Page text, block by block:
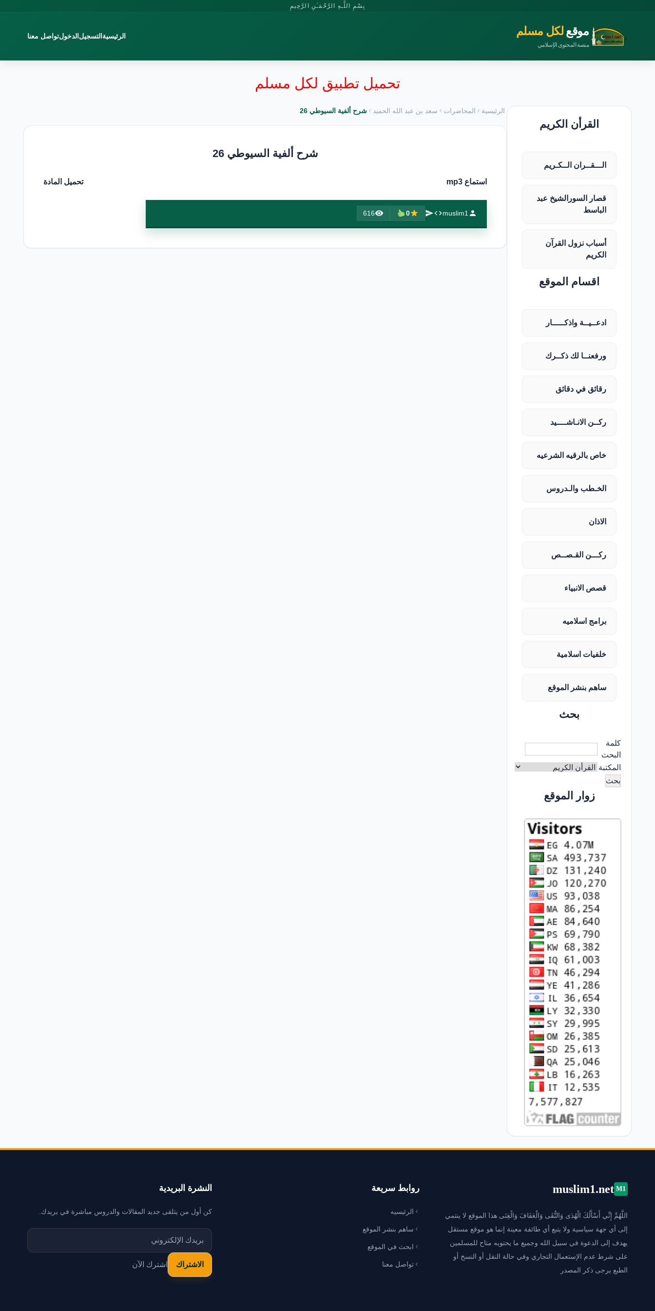
بِسْمِ اللَّـهِ الرَّحْمَـٰنِ الرَّحِيمِ
موقع لكل مسلم
منصة المحتوى الإسلامي
الرئيسية التسجيل الدخولتواصل معنا
تحميل تطبيق لكل مسلم
القرأن الكريم
الـــقــران الــكـريم
قصار السورالشيخ عبد
الباسط
أسباب نزول القرآن
الكريم
اقسام الموقع
ادعــيــة واذكـــــار
ورفعنــا لك ذكــرك
رقائق في دقائق
ركــن الانـاشــــيد
خاص بالرقيه الشرعيه
الخـطب والـدروس
الاذان
ركـــن القـصــص
قصص الانبياء
برامج اسلاميه
خلفيات اسلامية
ساهم بنشر الموقع
بحث
كلمة
البحث
المكتبة
زوار الموقع
الرئيسية المحاضرات سعد بن عبد الله الحميد شرح ألفية السيوطي 26
شرح ألفية السيوطي 26
استماع mp3 تحميل المادة
muslim1
0
616
M1
muslim1.net
اللَّهُمَّ إِنِّي أَسْأَلُكَ الْهُدَى وَالتُّقَى وَالْعَفَافَ وَالْغِنَى هذا الموقع لا ينتمي
إلى أي جهة سياسية ولا يتبع أي طائفة معينة إنما هو موقع مستقل
يهدف إلى الدعوة في سبيل الله وجميع ما يحتويه متاح للمسلمين
على شرط عدم الإستعمال التجاري وفي حالة النقل أو النسخ أو
الطبع يرجى ذكر المصدر
روابط سريعة
الرئيسيه
ساهم بنشر الموقع
ابحث في الموقع
تواصل معنا
النشرة البريدية
كن أول من يتلقى جديد المقالات والدروس مباشرة في بريدك.
اشترك الآن